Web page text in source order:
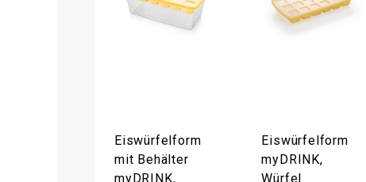
Eiswürfelform
mit Behälter
myDRINK,
Eiswürfelform
myDRINK,
Würfel